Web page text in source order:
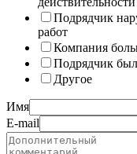
Подрядчик
работ
Компания
Подрядчик
Другое
Имя
E-mail